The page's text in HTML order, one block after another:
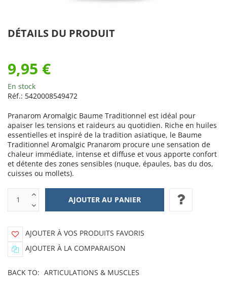
DÉTAILS DU PRODUIT
9,95 €
En stock
Réf.: 5420008549472
Pranarom Aromalgic Baume Traditionnel est idéal pour
apaiser les tensions et raideurs au quotidien. Riche en huiles
essentielles et inspiré de la tradition asiatique, le Baume
Traditionnel Aromalgic Pranarom procure une sensation de
chaleur immédiate, intense et diffuse et vous apporte confort
et détente des zones sensibles (nuque, épaules, bas du dos,
cuisses ou mollets).
AJOUTER À VOS PRODUITS FAVORIS
AJOUTER À LA COMPARAISON
BACK TO: ARTICULATIONS & MUSCLES